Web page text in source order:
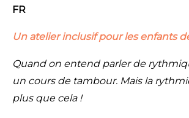
FR
Un atelier inclusif pour les enfants
Quand on entend parler de
un cours de tambour. Mais la
plus que cela !